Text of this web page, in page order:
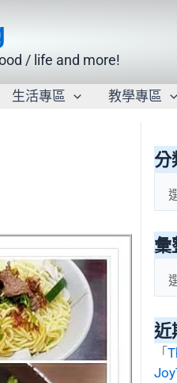
/ life and more!
生活專區 教學專區
分
類
彙
整
近
「